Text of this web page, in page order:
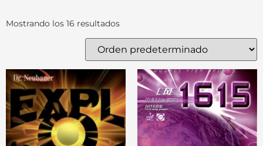
Mostrando los 16 resultados